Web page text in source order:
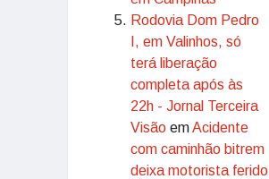
Rodovia Dom Pedro
I, em Valinhos, só
terá liberação
completa após às
22h - Jornal Terceira
Visão emAcidente
com caminhão bitrem
deixa motorista ferido